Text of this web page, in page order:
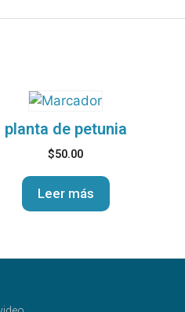
planta de petunia
$50.00
Leer más